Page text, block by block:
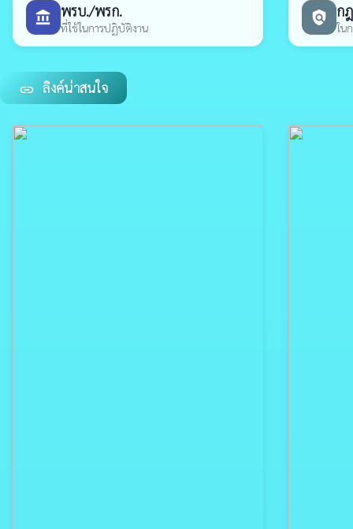
account_balance พรบ./พรก.
ที่ใช้ในการปฏิบัติงาน
policy ก
ใน
link ลิงค์น่าสนใจ